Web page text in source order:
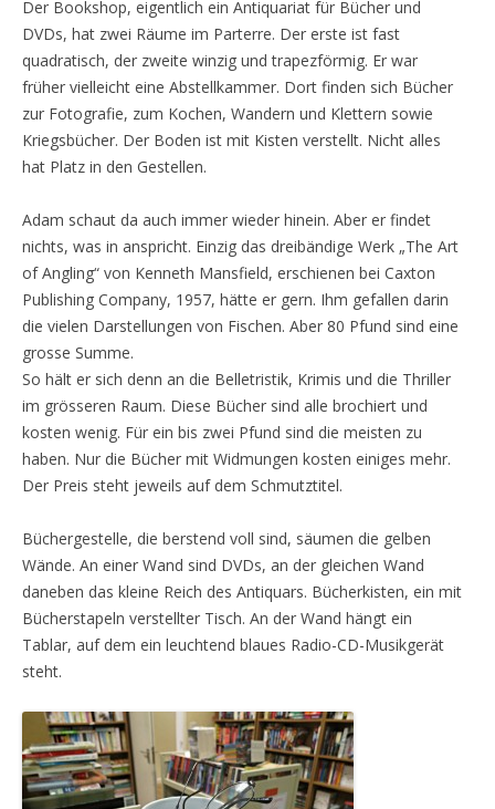
Der Bookshop, eigentlich ein Antiquariat für Bücher und
DVDs, hat zwei Räume im Parterre. Der erste ist fast
quadratisch, der zweite winzig und trapezförmig. Er war
früher vielleicht eine Abstellkammer. Dort finden sich Bücher
zur Fotografie, zum Kochen, Wandern und Klettern sowie
Kriegsbücher. Der Boden ist mit Kisten verstellt. Nicht alles
hat Platz in den Gestellen.
Adam schaut da auch immer wieder hinein. Aber er findet
nichts, was in anspricht. Einzig das dreibändige Werk „The Art
of Angling“ von Kenneth Mansfield, erschienen bei Caxton
Publishing Company, 1957, hätte er gern. Ihm gefallen darin
die vielen Darstellungen von Fischen. Aber 80 Pfund sind eine
grosse Summe.
So hält er sich denn an die Belletristik, Krimis und die Thriller
im grösseren Raum. Diese Bücher sind alle brochiert und
kosten wenig. Für ein bis zwei Pfund sind die meisten zu
haben. Nur die Bücher mit Widmungen kosten einiges mehr.
Der Preis steht jeweils auf dem Schmutztitel.
Büchergestelle, die berstend voll sind, säumen die gelben
Wände. An einer Wand sind DVDs, an der gleichen Wand
daneben das kleine Reich des Antiquars. Bücherkisten, ein mit
Bücherstapeln verstellter Tisch. An der Wand hängt ein
Tablar, auf dem ein leuchtend blaues Radio-CD-Musikgerät
steht.